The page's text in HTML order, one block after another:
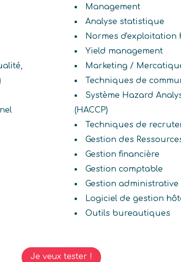
Management
Analyse statistique
Normes d'exploitation
Yield management
Marketing /
Techniques de
Système Hazard
(HACCP)
Techniques de
Gestion des
Gestion financière
Gestion comptable
Gestion administrative
Logiciel de gestion
Outils bureautiques
Je veux tester !